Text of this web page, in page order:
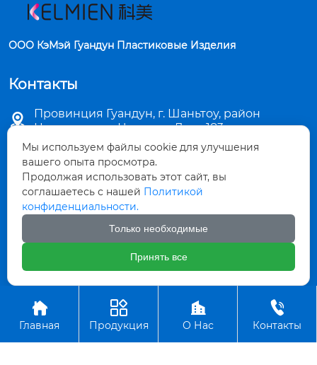
ООО КэМэй Гуандун Пластиковые Изделия
Контакты

Провинция Гуандун, г. Шаньтоу, район
Цзиньпин, ул. Чаошань Лу, д. 183
 sales5@stkemei.com
 +86-754-82124723
+86-754-82486723
Авторское право©ООО КэМэй Гуандун Пластиковые Изделия

Главная

Продукция

О Нас

Контакты
Мы используем файлы cookie для улучшения
вашего опыта просмотра.
Продолжая использовать этот сайт, вы
соглашаетесь с нашей Политикой
конфиденциальности.
Только необходимые
Принять все